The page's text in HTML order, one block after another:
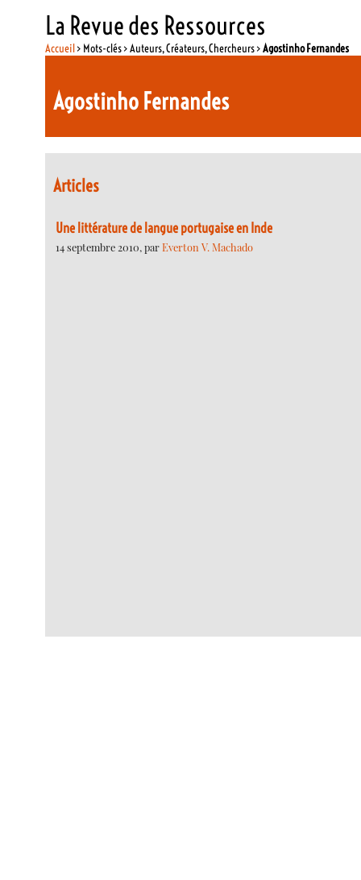
La Revue des Ressources
Accueil> Mots-clés > Auteurs, Créateurs, Chercheurs >Agostinho Fernandes
Agostinho Fernandes
Articles
Une littérature de langue portugaise en Inde
14 septembre 2010, parEverton V. Machado